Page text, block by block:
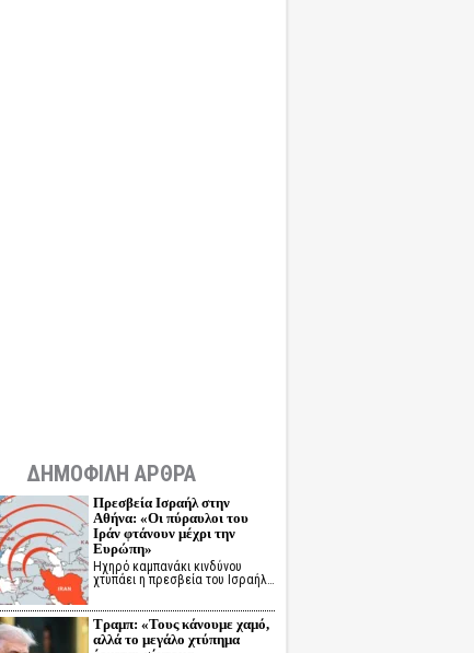
ΔΗΜΟΦΙΛΗ ΑΡΘΡΑ
Πρεσβεία Ισραήλ στην
Αθήνα: «Οι πύραυλοι του
Ιράν φτάνουν μέχρι την
Ευρώπη»
Ηχηρό καμπανάκι κινδύνου
χτυπάει η πρεσβεία του Ισραήλ…
Τραμπ: «Τους κάνουμε χαμό,
αλλά το μεγάλο χτύπημα